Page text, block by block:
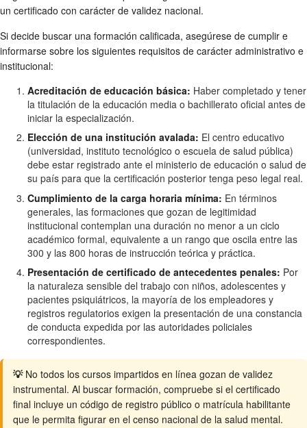
un certificado con carácter de validez nacional.
Si decide buscar una formación calificada, asegúrese de cumplir e
informarse sobre los siguientes requisitos de carácter administrativo e
institucional:
Acreditación de educación básica: Haber completado y tener
la titulación de la educación media o bachillerato oficial antes de
iniciar la especialización.
Elección de una institución avalada: El centro educativo
(universidad, instituto tecnológico o escuela de salud pública)
debe estar registrado ante el ministerio de educación o salud de
su país para que la certificación posterior tenga peso legal real.
Cumplimiento de la carga horaria mínima: En términos
generales, las formaciones que gozan de legitimidad
institucional contemplan una duración no menor a un ciclo
académico formal, equivalente a un rango que oscila entre las
300 y las 800 horas de instrucción teórica y práctica.
Presentación de certificado de antecedentes penales: Por
la naturaleza sensible del trabajo con niños, adolescentes y
pacientes psiquiátricos, la mayoría de los empleadores y
registros regulatorios exigen la presentación de una constancia
de conducta expedida por las autoridades policiales
correspondientes.
💡 No todos los cursos impartidos en línea gozan de validez
instrumental. Al buscar formación, compruebe si el certificado
final incluye un código de registro público o matrícula habilitante
que le permita figurar en el censo nacional de la salud mental.